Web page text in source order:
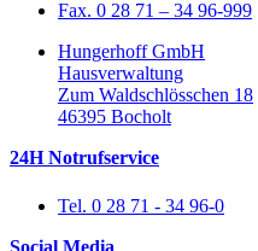
Fax. 0 28 71 – 34 96-999
Hungerhoff GmbH
Hausverwaltung
Zum Waldschlösschen 18
46395 Bocholt
24H Notrufservice
Tel. 0 28 71 - 34 96-0
Social Media